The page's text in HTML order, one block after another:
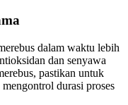
dalam waktu lebih
dan senyawa
pastikan untuk
durasi proses